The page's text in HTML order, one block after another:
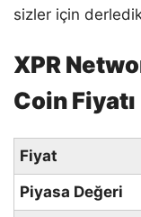
sizler için
XPR
Coin Fiyatı
Fiyat
Piyasa Değeri